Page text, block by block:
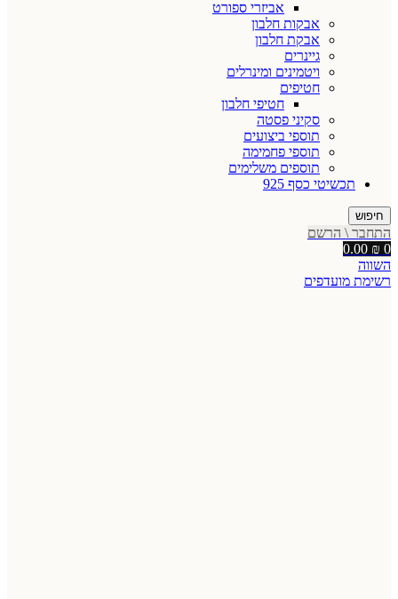
אביזרי ספורט
אבקות חלבון
אבקת חלבון
גיינרים
ויטמינים ומינרלים
חטיפים
חטיפי חלבון
סקיני פסטה
תוספי ביצועים
תוספי פחמימה
תוספים משלימים
תכשיטי כסף 925
חיפוש
התחבר \ הרשם
0
0.00 ₪
השווה
רשימת מועדפים